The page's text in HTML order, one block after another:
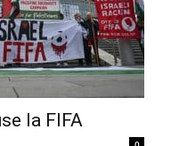
la FIFA